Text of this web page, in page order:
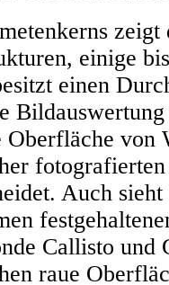
zeigt
einige
einen
Bildauswertung
Oberfläche
Auch sieht
Callisto und
raue